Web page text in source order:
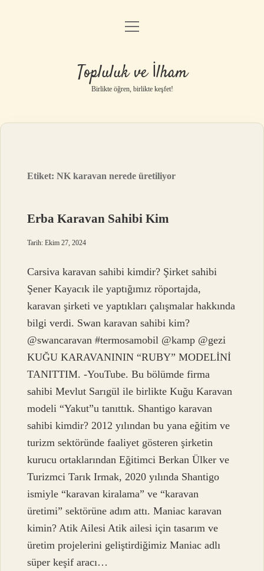
Anasayfa
Gizlilik Politikası
Yasal Uyarı
menüyü
Topluluk ve İlham
Birlikte öğren, birlikte keşfet!
Etiket:NK karavan nerede üretiliyor
Erba Karavan Sahibi Kim
Tarih: Ekim 27, 2024
Carsiva karavan sahibi kimdir? Şirket sahibi
Şener Kayacık ile yaptığımız röportajda,
karavan şirketi ve yaptıkları çalışmalar hakkında
bilgi verdi. Swan karavan sahibi kim?
@swancaravan #termosamobil @kamp @gezi
KUĞU KARAVANININ “RUBY” MODELİNİ
TANITTIM. -YouTube. Bu bölümde firma
sahibi Mevlut Sarıgül ile birlikte Kuğu Karavan
modeli “Yakut”u tanıttık. Shantigo karavan
sahibi kimdir? 2012 yılından bu yana eğitim ve
turizm sektöründe faaliyet gösteren şirketin
kurucu ortaklarından Eğitimci Berkan Ülker ve
Turizmci Tarık Irmak, 2020 yılında Shantigo
ismiyle “karavan kiralama” ve “karavan
üretimi” sektörüne adım attı. Maniac karavan
kimin? Atik Ailesi Atik ailesi için tasarım ve
üretim projelerini geliştirdiğimiz Maniac adlı
süper keşif aracı…